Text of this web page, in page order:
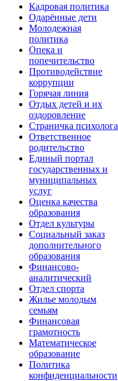
Кадровая политика
Одарённые дети
Молодежная
политика
Опека и
попечительство
Противодействие
коррупции
Горячая линия
Отдых детей и их
оздоровление
Страничка психолога
Ответственное
родительство
Единый портал
государственных и
муниципальных
услуг
Оценка качества
образования
Отдел культуры
Социальный заказ
дополнительного
образования
Финансово-
аналитический
Отдел спорта
Жилье молодым
семьям
Финансовая
грамотность
Математическое
образование
Политика
конфиденциальности